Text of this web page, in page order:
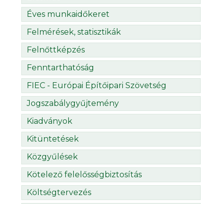
Éves munkaidőkeret
Felmérések, statisztikák
Felnőttképzés
Fenntarthatóság
FIEC - Európai Építőipari Szövetség
Jogszabálygyűjtemény
Kiadványok
Kitüntetések
Közgyűlések
Kötelező felelősségbiztosítás
Költségtervezés